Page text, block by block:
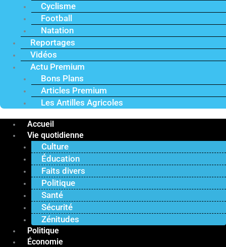
Cyclisme
Football
Natation
Reportages
Vidéos
Actu Premium
Bons Plans
Articles Premium
Les Antilles Agricoles
Accueil
Vie quotidienne
Culture
Éducation
Faits divers
Politique
Santé
Sécurité
Zénitudes
Politique
Économie